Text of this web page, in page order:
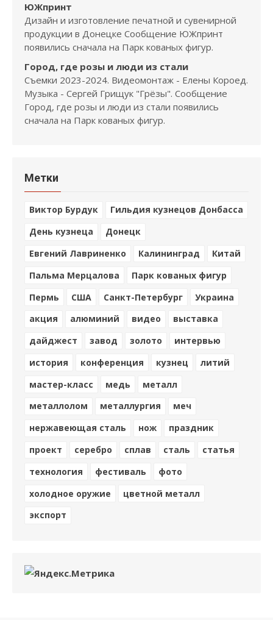
ЮЖпринт
Дизайн и изготовление печатной и сувенирной
продукции в Донецке Сообщение ЮЖпринт
появились сначала на Парк кованых фигур.
Город, где розы и люди из стали
Съемки 2023-2024. Видеомонтаж - Елены Короед.
Музыка - Сергей Грищук "Грёзы". Сообщение
Город, где розы и люди из стали появились
сначала на Парк кованых фигур.
Метки
Виктор Бурдук
Гильдия кузнецов Донбасса
День кузнеца
Донецк
Евгений Лавриненко
Калининград
Китай
Пальма Мерцалова
Парк кованых фигур
Пермь
США Санкт-Петербург
Украина
акция
алюминий видео
выставка
дайджест
завод золото
интервью
история
конференция кузнец
литий
мастер-класс
медь
металл
металлолом
металлургия
меч
нержавеющая сталь
нож
праздник
проект
серебро сплав сталь
статья
технология
фестиваль
фото
холодное оружие
цветной металл
экспорт